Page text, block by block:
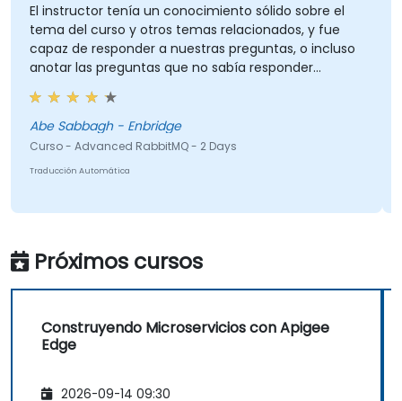
El instructor tenía un conocimiento sólido sobre el
tema del curso y otros temas relacionados, y fue
capaz de responder a nuestras preguntas, o incluso
anotar las preguntas que no sabía responder
inmediatamente y nos respondió más tarde.
Abe Sabbagh - Enbridge
Curso - Advanced RabbitMQ - 2 Days
Traducción Automática
Próximos cursos
Construyendo Microservicios con Apigee
Edge
2026-09-14 09:30